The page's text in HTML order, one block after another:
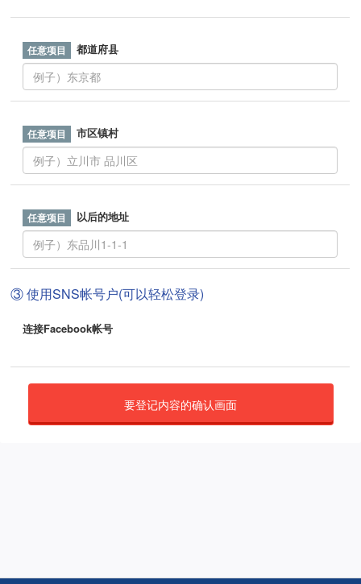
都道府县
市区镇村
以后的地址
③ 使用SNS帐号户(可以轻松登录)
连接Facebook帐号